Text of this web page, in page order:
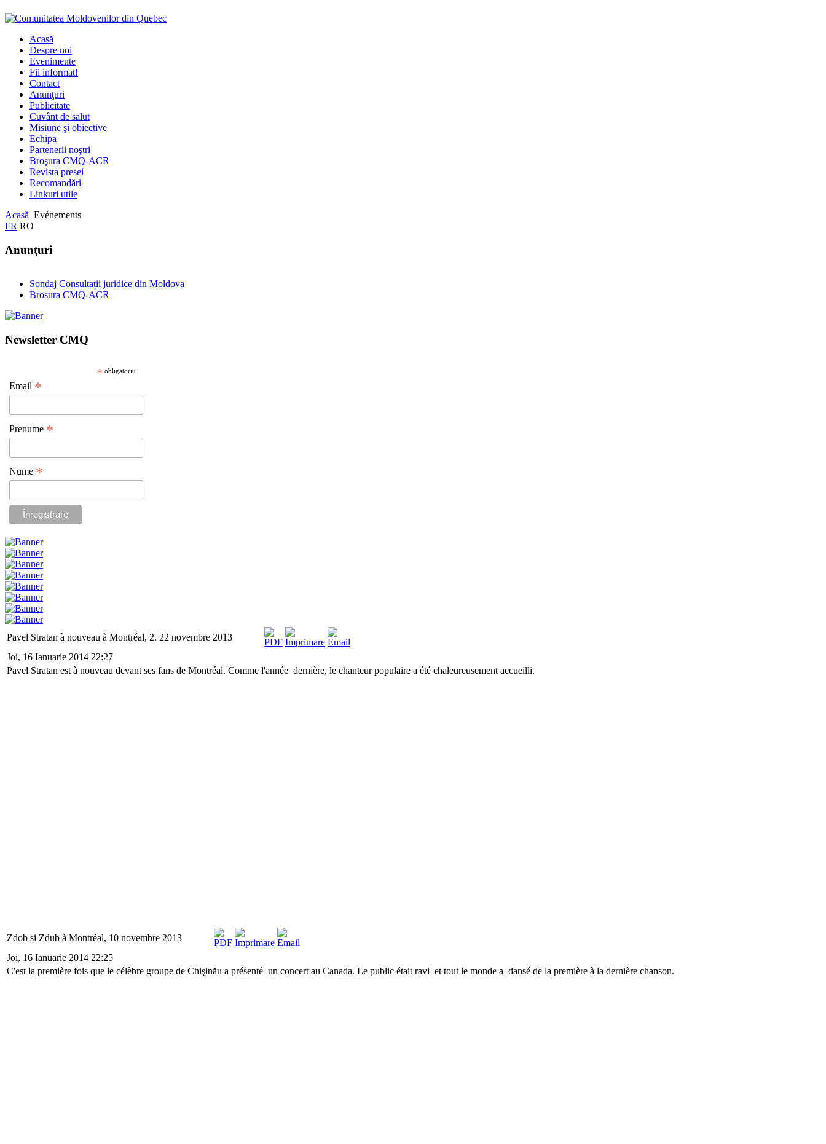
Acasă
Despre noi
Evenimente
Fii informat!
Contact
Anunţuri
Publicitate
Cuvânt de salut
Misiune şi obiective
Echipa
Partenerii noştri
Broşura CMQ-ACR
Revista presei
Recomandări
Linkuri utile
Acasă Evénements
FR RO
Anunţuri
Sondaj Consultații juridice din Moldova
Brosura CMQ-ACR
Newsletter CMQ
* obligatoriu
Email *
Prenume *
Nume *
Pavel Stratan à nouveau à Montréal, 2. 22 novembre 2013
Joi, 16 Ianuarie 2014 22:27
Pavel Stratan est à nouveau devant ses fans de Montréal. Comme l'année dernière, le chanteur populaire a été chaleureusement accueilli.
Zdob si Zdub à Montréal, 10 novembre 2013
Joi, 16 Ianuarie 2014 22:25
C'est la première fois que le célèbre groupe de Chişinău a présenté un concert au Canada. Le public était ravi et tout le monde a dansé de la première à la dernière chanson.